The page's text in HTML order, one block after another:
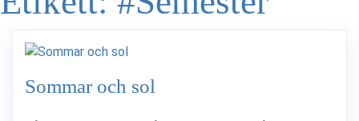
Sommar och sol